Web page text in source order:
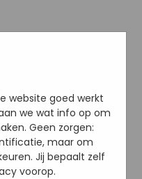
website goed werkt
we wat info op om
Geen zorgen:
maar om
Jij bepaalt zelf
voorop.